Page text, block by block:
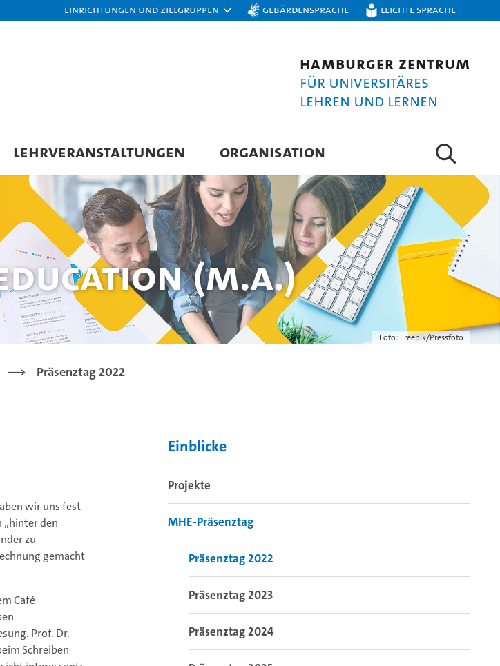
Einrichtungen und Zielgruppen Gebärdensprache Leichte Sprache
Hamburger Zentrum
für Universitäres
Lehren und Lernen
LEHRVERANSTALTUNGEN ORGANISATION
Foto: Freepik/Pressfoto
(M.A.)
Präsenztag 2022
wir uns fest
„hinter den
zu
gemacht
Café
Prof. Dr.
Schreiben
Einblicke
Projekte
MHE-Präsenztag
Präsenztag 2022
Präsenztag 2023
Präsenztag 2024